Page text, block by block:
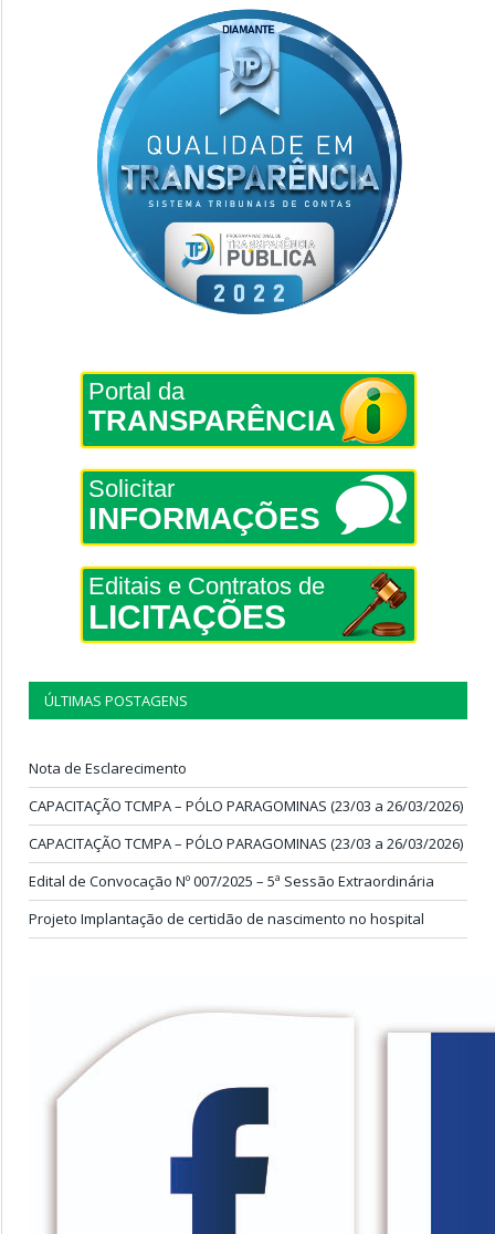
Portal da
TRANSPARÊNCIA
Solicitar
INFORMAÇÕES
Editais e Contratos de
LICITAÇÕES
ÚLTIMAS POSTAGENS
Nota de Esclarecimento
CAPACITAÇÃO TCMPA – PÓLO PARAGOMINAS (23/03 a 26/03/2026)
CAPACITAÇÃO TCMPA – PÓLO PARAGOMINAS (23/03 a 26/03/2026)
Edital de Convocação Nº 007/2025 – 5ª Sessão Extraordinária
Projeto Implantação de certidão de nascimento no hospital